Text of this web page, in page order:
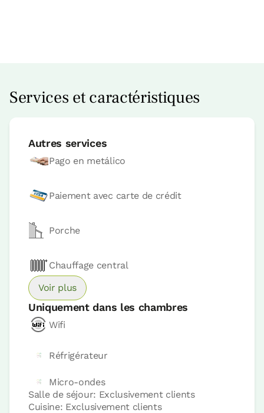
appartement
Appartement 4 pax
Accesible
Réservez maintenant
Services et caractéristiques
Autres services
Pago en metálico
Paiement avec carte de crédit
Porche
Chauffage central
Voir plus
Uniquement dans les chambres
Wifi
Réfrigérateur
Micro-ondes
Salle de séjour: Exclusivement clients
Cuisine: Exclusivement clients